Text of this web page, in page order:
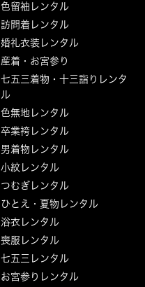
色留袖レンタル
訪問着レンタル
婚礼衣装レンタル
産着・お宮参り
七五三着物・十三詣りレンタ
ル
色無地レンタル
卒業袴レンタル
男着物レンタル
小紋レンタル
つむぎレンタル
ひとえ・夏物レンタル
浴衣レンタル
喪服レンタル
七五三レンタル
お宮参りレンタル